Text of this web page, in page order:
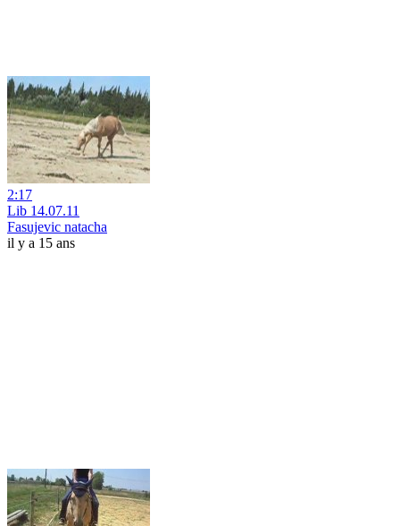
2:17
Lib 14.07.11
Fasujevic natacha
il y a 15 ans